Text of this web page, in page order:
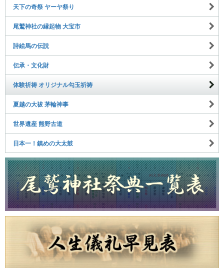
天下の奇祭 ヤーヤ祭り
尾鷲神社の縁起物 大宝市
詩絵馬の伝説
伝承・文化財
体験祈祷 オリジナル勾玉祈祷
夏越の大祓 茅輪神事
世界遺産 熊野古道
日本一！鎮めの大太鼓